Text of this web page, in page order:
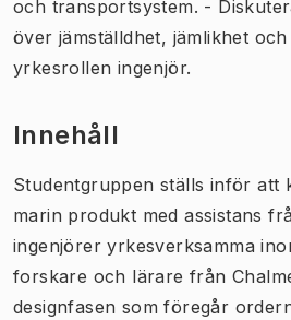
och transportsystem. -
över jämställdhet, jämlikhet
yrkesrollen ingenjör.
Innehåll
Studentgruppen ställs inför att
marin produkt med assistans
ingenjörer yrkesverksamma
forskare och lärare från
designfasen som föregår